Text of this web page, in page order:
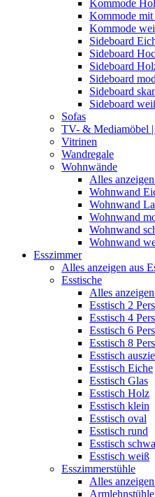
Kommode
Kommode mit
Kommode
Sideboard
Sideboard
Sideboard
Sideboard
Sideboard
Sideboard
Sofas
TV- & Mediamöbel
Vitrinen
Wandregale
Wohnwände
Alles
Wohnwand
Wohnwand
Wohnwand
Wohnwand
Wohnwand
Esszimmer
Alles anzeigen aus
Esstische
Alles
Esstisch 2
Esstisch 4
Esstisch 6
Esstisch 8
Esstisch
Esstisch Eiche
Esstisch Glas
Esstisch Holz
Esstisch klein
Esstisch oval
Esstisch rund
Esstisch
Esstisch weiß
Esszimmerstühle
Alles
Armlehnstühle